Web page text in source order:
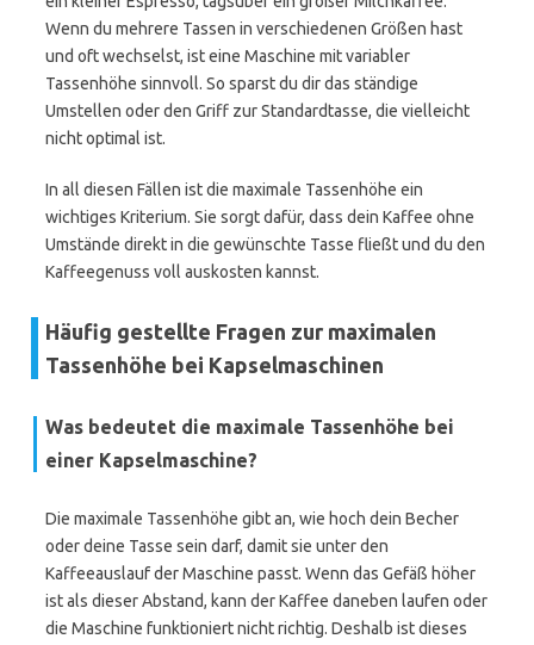
Wenn du mehrere Tassen in verschiedenen Größen hast
und oft wechselst, ist eine Maschine mit variabler
Tassenhöhe sinnvoll. So sparst du dir das ständige
Umstellen oder den Griff zur Standardtasse, die vielleicht
nicht optimal ist.
In all diesen Fällen ist die maximale Tassenhöhe ein
wichtiges Kriterium. Sie sorgt dafür, dass dein Kaffee ohne
Umstände direkt in die gewünschte Tasse fließt und du den
Kaffeegenuss voll auskosten kannst.
Häufig gestellte Fragen zur maximalen
Tassenhöhe bei Kapselmaschinen
Was bedeutet die maximale Tassenhöhe bei
einer Kapselmaschine?
Die maximale Tassenhöhe gibt an, wie hoch dein Becher
oder deine Tasse sein darf, damit sie unter den
Kaffeeauslauf der Maschine passt. Wenn das Gefäß höher
ist als dieser Abstand, kann der Kaffee daneben laufen oder
die Maschine funktioniert nicht richtig. Deshalb ist dieses